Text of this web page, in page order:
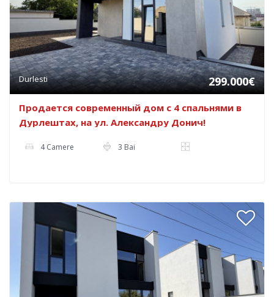
Durlesti 299.000€
Продается современный дом с 4 спальнями в
Дурлештах, на ул. Александру Донич!
4 Camere 3 Bai